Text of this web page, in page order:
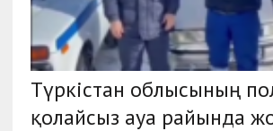
Түркістан облысының
қолайсыз ауа райында